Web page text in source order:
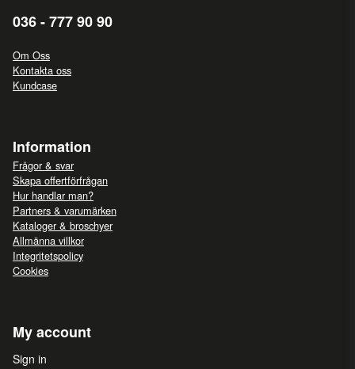
036 - 777 90 90
Om Oss
Kontakta oss
Kundcase
Information
Frågor & svar
Skapa offertförfrågan
Hur handlar man?
Partners & varumärken
Kataloger & broschyer
Allmänna villkor
Integritetspolicy
Cookies
My account
Sign in